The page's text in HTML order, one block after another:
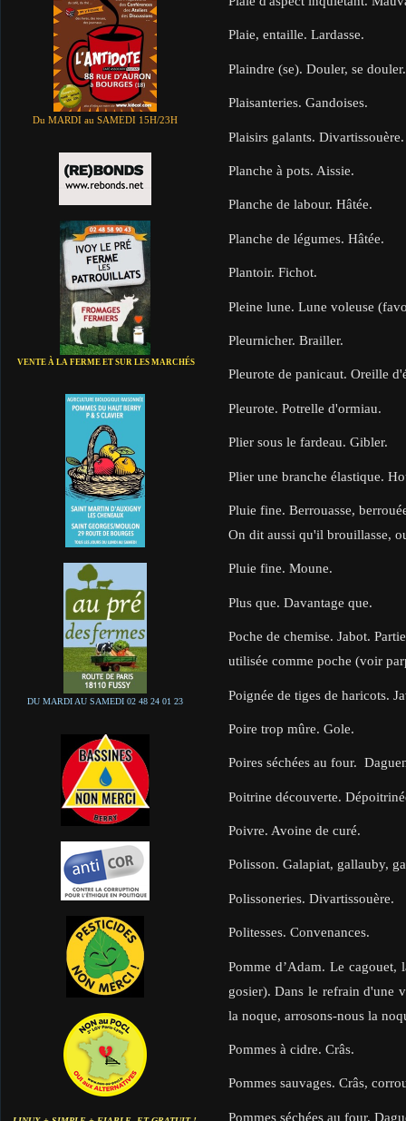
Du MARDI au SAMEDI 15H/23H
VENTE À LA FERME ET SUR LES MARCHÉS
DU MARDI AU SAMEDI 02 48 24 01 23
Plaie, entaille. Lardasse.
Plaindre (se). Douler, se
Plaisanteries. Gandoises.
Plaisirs galants. Divartissouère.
Planche à pots. Aissie.
Planche de labour. Hâtée.
Planche de légumes. Hâtée.
Plantoir. Fichot.
Pleine lune. Lune voleuse
Pleurnicher. Brailler.
Pleurote de panicaut. Oreille
Pleurote. Potrelle d'ormiau.
Plier sous le fardeau. Gibler.
Plier une branche élastique.
Pluie fine. Berrouasse,
On dit aussi qu'il brouillasse,
Pluie fine. Moune.
Plus que. Davantage que.
Poche de chemise. Jabot.
utilisée comme poche (voir
Poignée de tiges de haricots.
Poire trop mûre. Gole.
Poires séchées au four.
Poitrine découverte.
Poivre. Avoine de curé.
Polisson. Galapiat, gallauby,
Polissoneries. Divartissouère.
Politesses. Convenances.
Pomme d’Adam. Le
gosier). Dans le refrain d'une
la noque, arrosons-nous la
Pommes à cidre. Crâs.
Pommes sauvages. Crâs,
Pommes séchées au four.